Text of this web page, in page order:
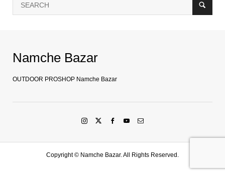
Namche Bazar
OUTDOOR PROSHOP Namche Bazar
Copyright © Namche Bazar. All Rights Reserved.
LINE友達登録